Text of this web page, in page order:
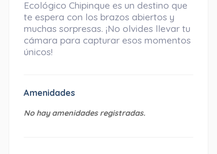
Ecológico Chipinque es un destino que
te espera con los brazos abiertos y
muchas sorpresas. ¡No olvides llevar tu
cámara para capturar esos momentos
únicos!
Amenidades
No hay amenidades registradas.